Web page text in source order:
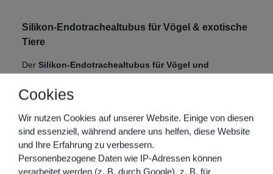
Silikon-Endotrachealtubus für Vögel & exotische
Tiere
Der Silikon-Endotrachealtubus für Vögel und
anatomischen Anforderungen dieser Tierarten entwickelt.
gleichzeitiger Formstabilität ermöglicht eine sichere
Platzierung und erleichtert die Intubation auch bei kleinen
und empfindlichen Atemwegen.
Der vergrößerte proximale Anschluss sorgt für eine
Cookies
Wir nutzen Cookies auf unserer Website. Einige von diesen
sind essenziell, während andere uns helfen, diese Website
und Ihre Erfahrung zu verbessern.
Personenbezogene Daten wie IP-Adressen können
verarbeitet werden (z. B. durch Google), z. B. für